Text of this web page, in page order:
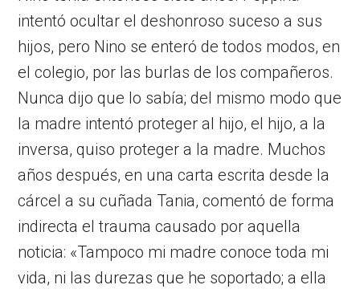
intentó ocultar el deshonroso suceso a sus
hijos, pero Nino se enteró de todos modos, en
el colegio, por las burlas de los compañeros.
Nunca dijo que lo sabía; del mismo modo que
la madre intentó proteger al hijo, el hijo, a la
inversa, quiso proteger a la madre. Muchos
años después, en una carta escrita desde la
cárcel a su cuñada Tania, comentó de forma
indirecta el trauma causado por aquella
noticia: «Tampoco mi madre conoce toda mi
vida, ni las durezas que he soportado; a ella